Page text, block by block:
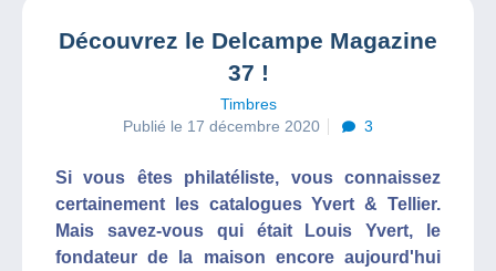
Découvrez le Delcampe Magazine
37 !
Timbres
Publié le 17 décembre 2020
3
Si vous êtes philatéliste, vous connaissez
certainement les catalogues Yvert & Tellier.
Mais savez-vous qui était Louis Yvert, le
fondateur de la maison encore aujourd'hui